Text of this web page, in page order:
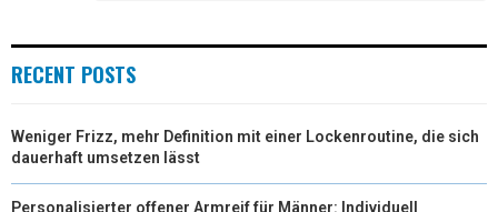
RECENT POSTS
Weniger Frizz, mehr Definition mit einer Lockenroutine, die sich
dauerhaft umsetzen lässt
Personalisierter offener Armreif für Männer: Individuell